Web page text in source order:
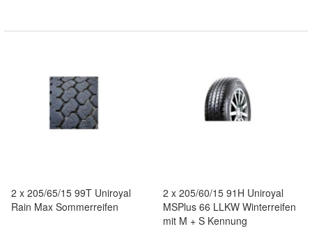
2 x 205/65/15 99T Uniroyal
Rain Max Sommerreifen
2 x 205/60/15 91H Uniroyal
MSPlus 66 LLKW Winterreifen
mit M + S Kennung